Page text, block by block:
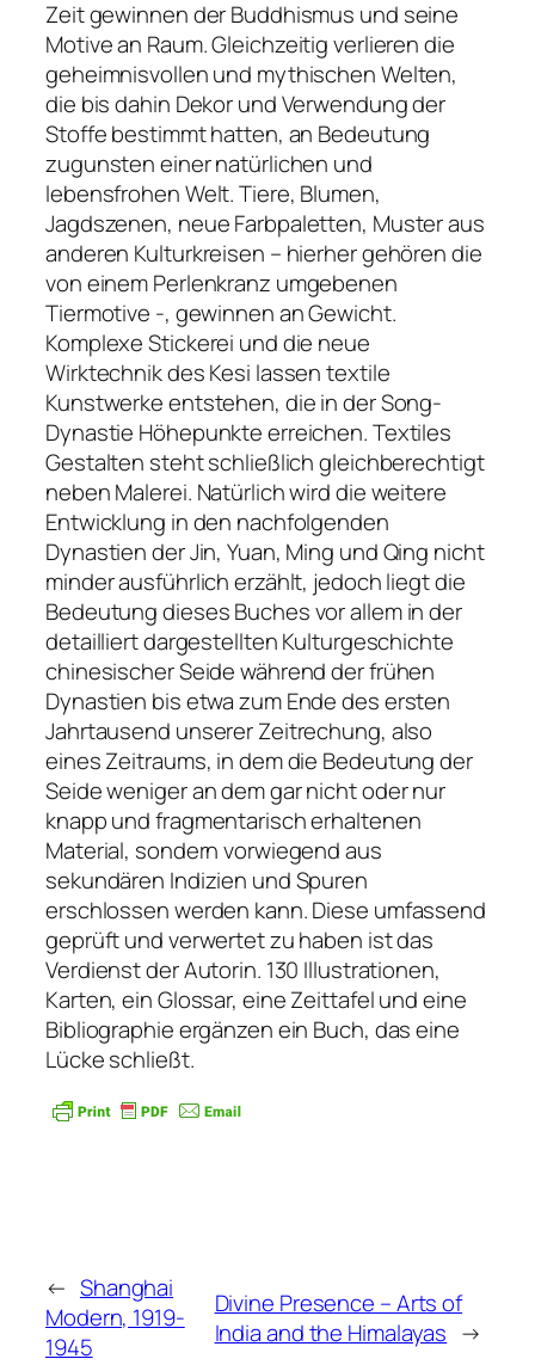
Zeit gewinnen der Buddhismus und seine
Motive an Raum. Gleichzeitig verlieren die
geheimnisvollen und mythischen Welten,
die bis dahin Dekor und Verwendung der
Stoffe bestimmt hatten, an Bedeutung
zugunsten einer natürlichen und
lebensfrohen Welt. Tiere, Blumen,
Jagdszenen, neue Farbpaletten, Muster aus
anderen Kulturkreisen – hierher gehören die
von einem Perlenkranz umgebenen
Tiermotive -, gewinnen an Gewicht.
Komplexe Stickerei und die neue
Wirktechnik des Kesi lassen textile
Kunstwerke entstehen, die in der Song-
Dynastie Höhepunkte erreichen. Textiles
Gestalten steht schließlich gleichberechtigt
neben Malerei. Natürlich wird die weitere
Entwicklung in den nachfolgenden
Dynastien der Jin, Yuan, Ming und Qing nicht
minder ausführlich erzählt, jedoch liegt die
Bedeutung dieses Buches vor allem in der
detailliert dargestellten Kulturgeschichte
chinesischer Seide während der frühen
Dynastien bis etwa zum Ende des ersten
Jahrtausend unserer Zeitrechung, also
eines Zeitraums, in dem die Bedeutung der
Seide weniger an dem gar nicht oder nur
knapp und fragmentarisch erhaltenen
Material, sondern vorwiegend aus
sekundären Indizien und Spuren
erschlossen werden kann. Diese umfassend
geprüft und verwertet zu haben ist das
Verdienst der Autorin. 130 Illustrationen,
Karten, ein Glossar, eine Zeittafel und eine
Bibliographie ergänzen ein Buch, das eine
Lücke schließt.
← Shanghai
Modern, 1919-
1945
Divine Presence – Arts of
India and the Himalayas →